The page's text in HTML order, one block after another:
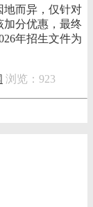
地而异，仅针对
加分优惠，最终
年招生文件为
浏览：923